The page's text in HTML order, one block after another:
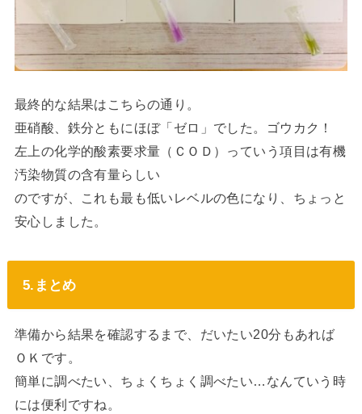
最終的な結果はこちらの通り。
亜硝酸、鉄分ともにほぼ「ゼロ」でした。ゴウカク！
左上の化学的酸素要求量（ＣＯＤ）っていう項目は有機
汚染物質の含有量らしい
のですが、これも最も低いレベルの色になり、ちょっと
安心しました。
5.まとめ
準備から結果を確認するまで、だいたい20分もあれば
ＯＫです。
簡単に調べたい、ちょくちょく調べたい…なんていう時
には便利ですね。